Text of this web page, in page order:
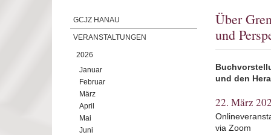
GCJZ HANAU
VERANSTALTUNGEN
2026
Januar
Februar
März
April
Mai
Juni
Über
und
und den
22. März
via Zoom